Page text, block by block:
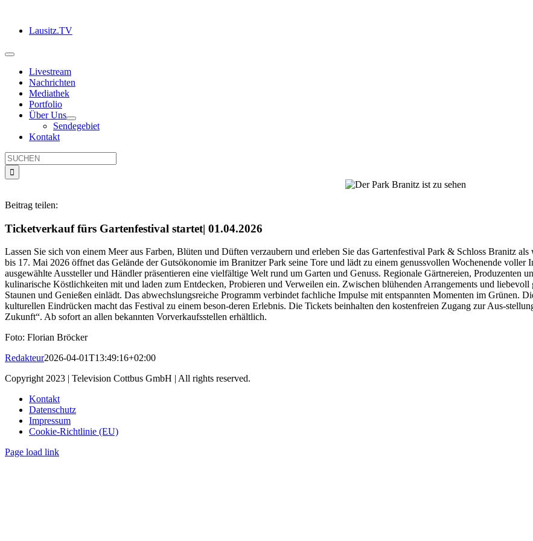
springenLausitz.TV
Toggle
NavigationLivestream
Nachrichten
Mediathek
Portfolio
Über Uns
Sendegebiet
Kontakt
Suche
nach:
Beitrag teilen:
Ticketverkauf fürs Gartenfestival startet| 01.04.2026
Lassen Sie sich von einem Meer aus Farben, Blüten und Düften verzaubern und erleben Sie das Gartenfestival Park & Schloss Branitz
bis 17. Mai 2026 öffnet das Gelände der Gutsökonomie im Branitzer Park seine Tore und lädt zu einem genussvollen Wochenende
ausgewählte Aussteller und Händler präsentieren eine vielfältige Welt rund um Garten und Genuss. Regionale Gärtnereien, Produzenten
kulinarische Köstlichkeiten mit und laden zum Entdecken, Probieren und Verweilen ein. Zwischen blühenden Arrangements und liebevoll
Staunen und Genießen einlädt. Das abwechslungsreiche Programm verbindet fachliche Impulse mit entspannten Momenten im Grünen.
kulturellen Eindrücken macht das Festival zu einem beson-deren Erlebnis. Die Tickets beinhalten den kostenfreien Zugang zur Aus-
Zukunft“. Ab sofort an allen bekannten Vorverkaufsstellen erhältlich.
Foto: Florian Bröcker
Redakteur2026-04-01T13:49:16+02:00
Copyright 2023 | Television Cottbus GmbH | All rights reserved.
Kontakt
Datenschutz
Impressum
Cookie-Richtlinie (EU)
Page load link